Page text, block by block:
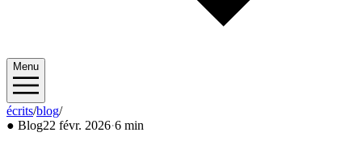
Menu
écrits/blog/2026/02
● Blog22 févr. 2026·6 min